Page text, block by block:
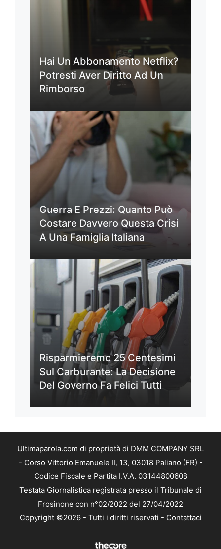
Hai Un Abbonamento Netflix?
Potresti Aver Diritto Ad Un
Rimborso
Guerra E Prezzi: Quanto Può
Costare Davvero Questa Crisi
A Una Famiglia Italiana
Risparmieremo 25 Centesimi
Sul Carburante: La Decisione
Del Governo Fa Felici Tutti
Ultimaparola.com di proprietà di DMM COMPANY SRL
- Corso Vittorio Emanuele II, 13, 03018 Paliano (FR) -
Codice Fiscale e Partita I.V.A. 03144800608
Testata Giornalistica registrata presso il Tribunale di
Frosinone con n°02/2022 del 27/04/2022
Copyright ©2026 - Tutti i diritti riservati - Contattaci